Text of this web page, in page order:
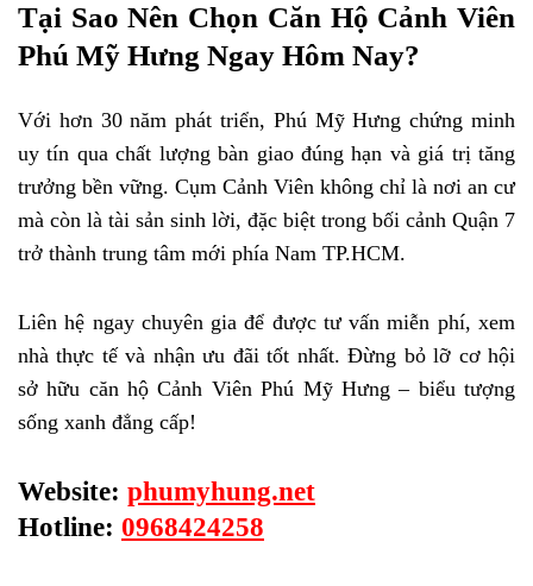
Tại Sao Nên Chọn Căn Hộ Cảnh Viên
Phú Mỹ Hưng Ngay Hôm Nay?
Với hơn 30 năm phát triển, Phú Mỹ Hưng chứng minh
uy tín qua chất lượng bàn giao đúng hạn và giá trị tăng
trưởng bền vững. Cụm Cảnh Viên không chỉ là nơi an cư
mà còn là tài sản sinh lời, đặc biệt trong bối cảnh Quận 7
trở thành trung tâm mới phía Nam TP.HCM.
Liên hệ ngay chuyên gia để được tư vấn miễn phí, xem
nhà thực tế và nhận ưu đãi tốt nhất. Đừng bỏ lỡ cơ hội
sở hữu căn hộ Cảnh Viên Phú Mỹ Hưng – biểu tượng
sống xanh đẳng cấp!
Website: phumyhung.net
Hotline: 0968424258